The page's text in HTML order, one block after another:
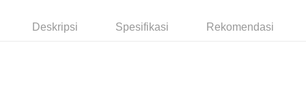
pembayaran di empat kedai serbaneka utama, ATM atau perbankan
付款後全家取貨
Deskripsi Spesifikasi Rekomendasi